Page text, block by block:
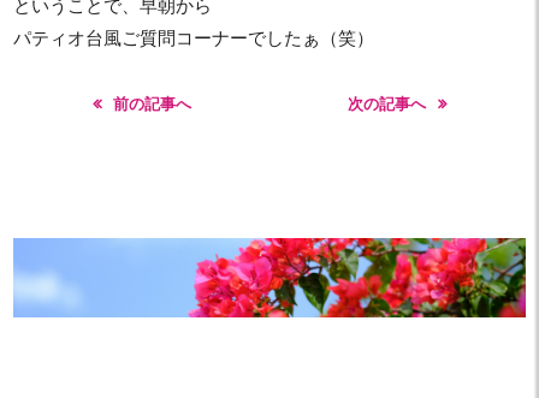
ということで、早朝から
パティオ台風ご質問コーナーでしたぁ（笑）
前の記事へ 次の記事へ